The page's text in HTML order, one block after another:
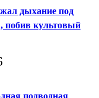
дыхание под
побив культовый